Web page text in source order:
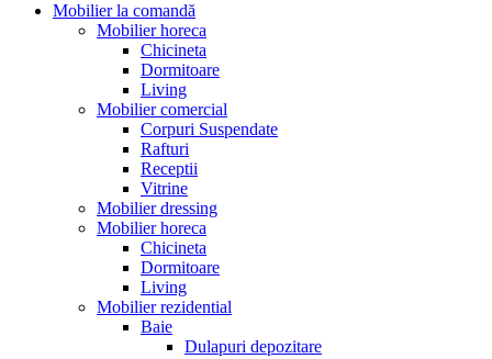
Mobilier la comandă
Mobilier horeca
Chicineta
Dormitoare
Living
Mobilier comercial
Corpuri Suspendate
Rafturi
Receptii
Vitrine
Mobilier dressing
Mobilier horeca
Chicineta
Dormitoare
Living
Mobilier rezidential
Baie
Dulapuri depozitare